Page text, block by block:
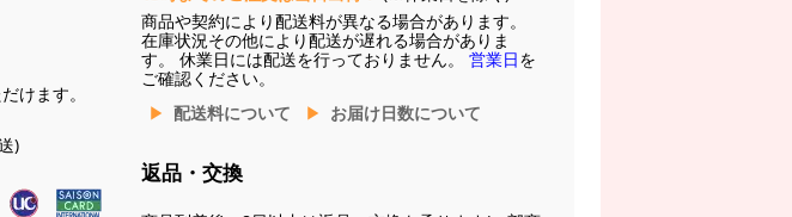
けます。
)
商品や契約により配送料が異なる場合があります。
在庫状況その他により配送が遅れる場合がありま
す。 休業日には配送を行っておりません。 営業日を
ご確認ください。
配送料について
お届け日数について
返品・交換